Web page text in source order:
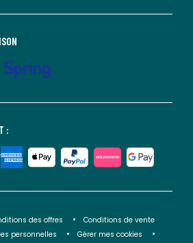
:
des offres
Conditions de vente
personnelles
Gérer mes cookies